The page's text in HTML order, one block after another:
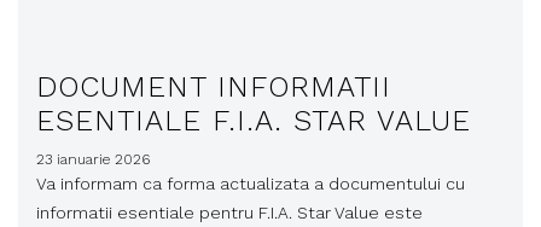
DOCUMENT INFORMATII
ESENTIALE F.I.A. STAR VALUE
23 ianuarie 2026
Va informam ca forma actualizata a documentului cu
informatii esentiale pentru F.I.A. Star Value este